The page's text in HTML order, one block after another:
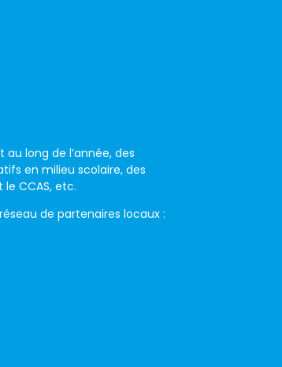
long de l’année, des
en milieu scolaire, des
CCAS, etc.
réseau de partenaires locaux :